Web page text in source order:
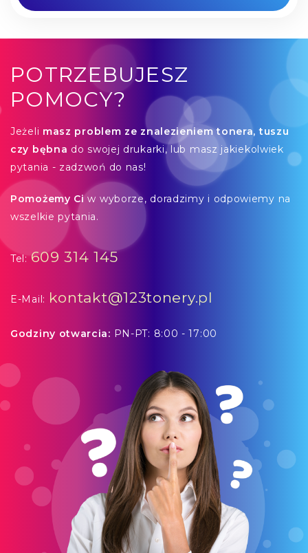
POTRZEBUJESZ
POMOCY?
Jeżeli masz problem ze znalezieniem tonera, tuszu
czy bębna do swojej drukarki, lub masz jakiekolwiek
pytania - zadzwoń do nas!
Pomożemy Ciw wyborze, doradzimy i odpowiemy na
wszelkie pytania.
Tel:609 314 145
E-Mail: kontakt@123tonery.pl
Godziny otwarcia: PN-PT: 8:00 - 17:00